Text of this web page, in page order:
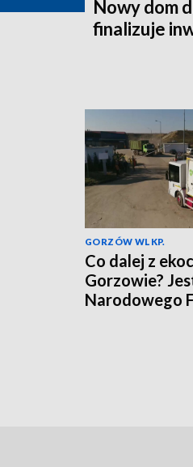
Nowy dom
finalizuje
GORZÓW WLKP.
Co dalej z
Gorzowie?
Narodowego